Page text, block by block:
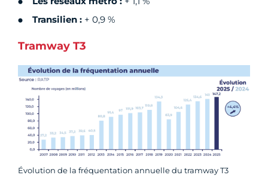
Transilien : + 0,9 %
Tramway T3
Évolution de la fréquentation annuelle du tramway T3